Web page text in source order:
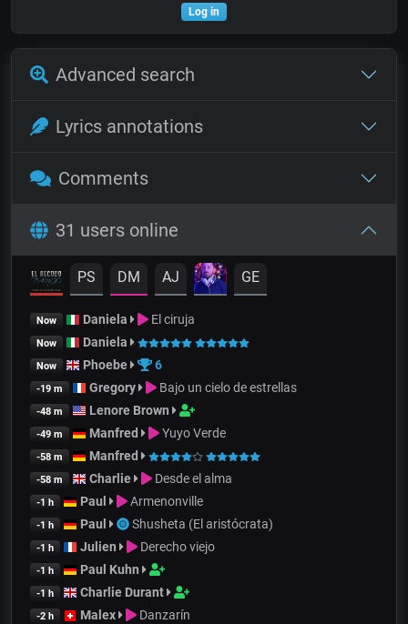
Log in
Advanced search
Lyrics annotations
Comments
31 users online
PS DM AJ GE
Now Daniela El ciruja
Now Daniela
Now Phoebe 6
-19 m Gregory Bajo un cielo de estrellas
-48 m Lenore Brown
-49 m Manfred Yuyo Verde
-58 m Manfred
-58 m Charlie Desde el alma
-1 h Paul Armenonville
-1 h Paul Shusheta (El aristócrata)
-1 h Julien Derecho viejo
-1 h Paul Kuhn
-1 h Charlie Durant
-2 h Malex Danzarín